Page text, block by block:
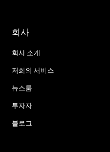
회사
회사 소개
저희의 서비스
뉴스룸
투자자
블로그